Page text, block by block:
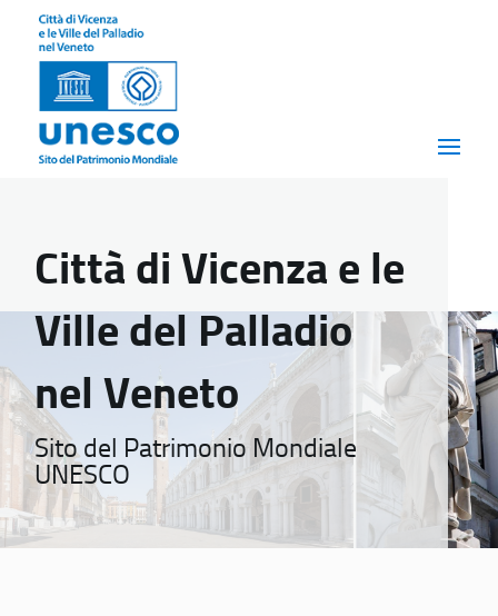
Città di Vicenza e le
Ville del Palladio
nel Veneto
Sito del Patrimonio Mondiale
UNESCO